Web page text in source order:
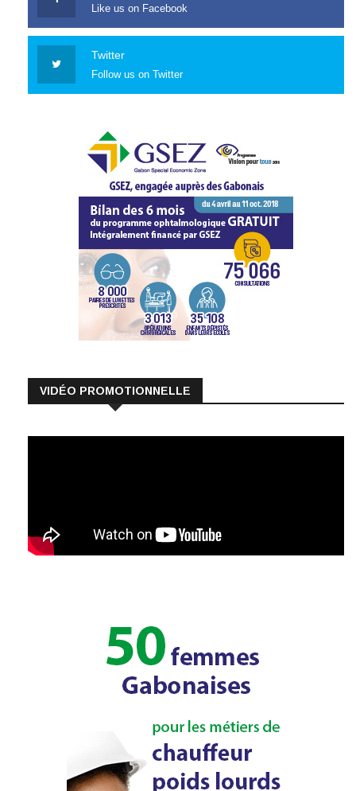
Like us on Facebook
Twitter
Follow us on Twitter
VIDÉO PROMOTIONNELLE